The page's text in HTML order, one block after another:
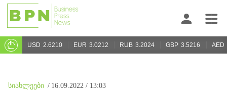
USD 2.6210 EUR 3.0212 RUB 3.2024 GBP 3.5216 AED
სიახლეები / 16.09.2022 / 13:03